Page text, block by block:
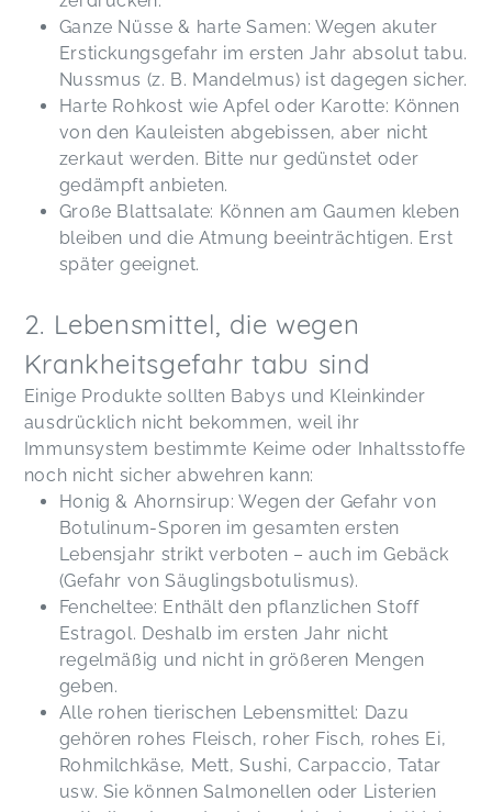
Ganze Nüsse & harte Samen: Wegen akuter
Erstickungsgefahr im ersten Jahr absolut tabu.
Nussmus (z. B. Mandelmus) ist dagegen sicher.
Harte Rohkost wie Apfel oder Karotte: Können
von den Kauleisten abgebissen, aber nicht
zerkaut werden. Bitte nur gedünstet oder
gedämpft anbieten.
Große Blattsalate: Können am Gaumen kleben
bleiben und die Atmung beeinträchtigen. Erst
später geeignet.
2. Lebensmittel, die wegen
Krankheitsgefahr tabu sind
Einige Produkte sollten Babys und Kleinkinder
ausdrücklich nicht bekommen, weil ihr
Immunsystem bestimmte Keime oder Inhaltsstoffe
noch nicht sicher abwehren kann:
Honig & Ahornsirup: Wegen der Gefahr von
Botulinum-Sporen im gesamten ersten
Lebensjahr strikt verboten – auch im Gebäck
(Gefahr von Säuglingsbotulismus).
Fencheltee: Enthält den pflanzlichen Stoff
Estragol. Deshalb im ersten Jahr nicht
regelmäßig und nicht in größeren Mengen
geben.
Alle rohen tierischen Lebensmittel: Dazu
gehören rohes Fleisch, roher Fisch, rohes Ei,
Rohmilchkäse, Mett, Sushi, Carpaccio, Tatar
usw. Sie können Salmonellen oder Listerien